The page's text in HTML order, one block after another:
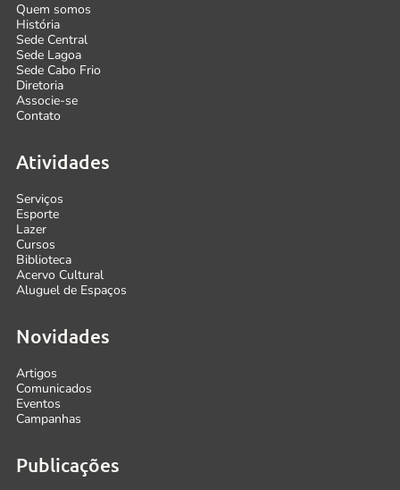
Quem somos
História
Sede Central
Sede Lagoa
Sede Cabo Frio
Diretoria
Associe-se
Contato
Atividades
Serviços
Esporte
Lazer
Cursos
Biblioteca
Acervo Cultural
Aluguel de Espaços
Novidades
Artigos
Comunicados
Eventos
Campanhas
Publicações